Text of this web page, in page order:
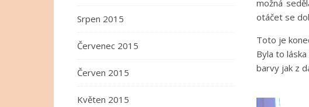
Srpen 2015
Červenec 2015
Červen 2015
Květen 2015
možná
otáčet se
Toto je
Byla to
barvy jak z